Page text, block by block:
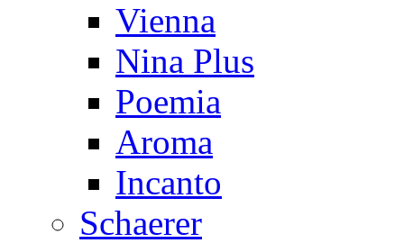
Vienna
Nina Plus
Poemia
Aroma
Incanto
Schaerer